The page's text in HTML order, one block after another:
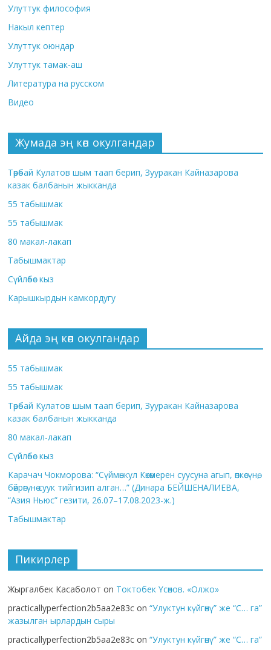
Улуттук философия
Накыл кептер
Улуттук оюндар
Улуттук тамак-аш
Литература на русском
Видео
Жумада эң көп окулгандар
Төрөбай Кулатов шым таап берип, Зууракан Кайназарова
казак балбанын жыкканда
55 табышмак
55 табышмак
80 макал-лакап
Табышмактар
Сүйлөбөс кыз
Карышкырдын камкордугу
Айда эң көп окулгандар
55 табышмак
55 табышмак
Төрөбай Кулатов шым таап берип, Зууракан Кайназарова
казак балбанын жыкканда
80 макал-лакап
Сүйлөбөс кыз
Карачач Чокморова: “Сүймөнкул Көкөмерен суусуна агып, өпкөсүнө,
бөйрөгүнө суук тийгизип алган…” (Динара БЕЙШЕНАЛИЕВА,
“Азия Ньюс” гезити, 26.07–17.08.2023-ж.)
Табышмактар
Пикирлер
Жыргалбек Касаболот on Токтобек Үсөнов. «Олжо»
practicallyperfection2b5aa2e83c on“Улуктун күйгөнү” же “С… га”
жазылган ырлардын сыры
practicallyperfection2b5aa2e83c on“Улуктун күйгөнү” же “С… га”